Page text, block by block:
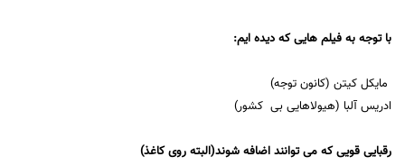
با توجه به فیلم هایی که دیده ایم:
مایکل کیتن (کانون توجه)
ادریس آلبا (هیولاهایی بی کشور)
رقبایی قویی که می توانند اضافه شوند(البته روی کاغذ)